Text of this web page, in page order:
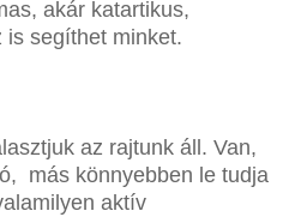
akár katartikus,
segíthet minket.
az rajtunk áll. Van,
más könnyebben le tudja
aktív